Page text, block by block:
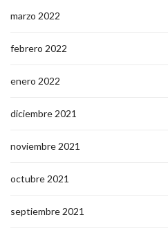
marzo 2022
febrero 2022
enero 2022
diciembre 2021
noviembre 2021
octubre 2021
septiembre 2021